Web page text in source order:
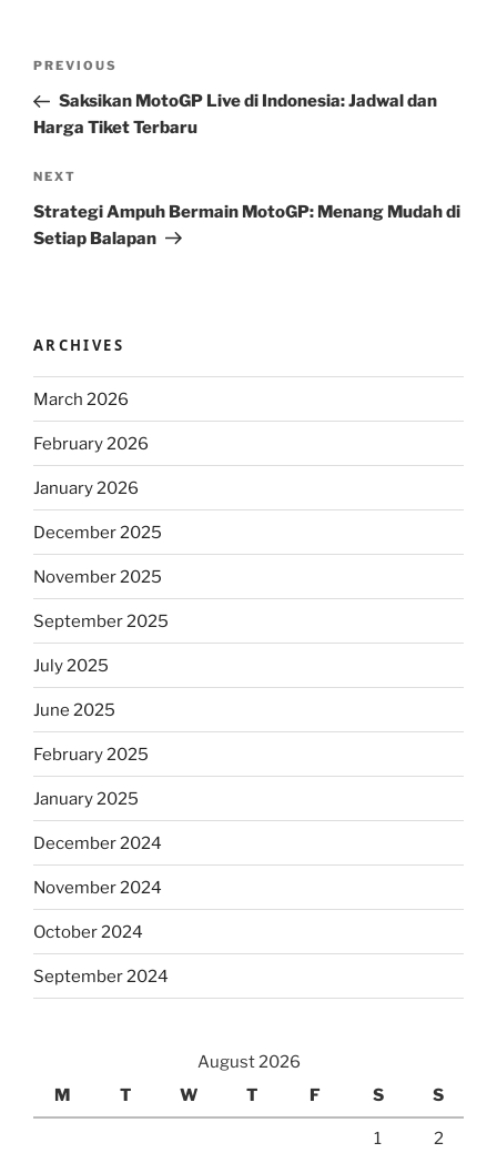
Previous
Post
PREVIOUS
Saksikan MotoGP Live di Indonesia: Jadwal dan
Harga Tiket Terbaru
Next
Post
NEXT
Strategi Ampuh Bermain MotoGP: Menang Mudah di
Setiap Balapan
ARCHIVES
March 2026
February 2026
January 2026
December 2025
November 2025
September 2025
July 2025
June 2025
February 2025
January 2025
December 2024
November 2024
October 2024
September 2024
August 2026
M
T W T F S S
1 2